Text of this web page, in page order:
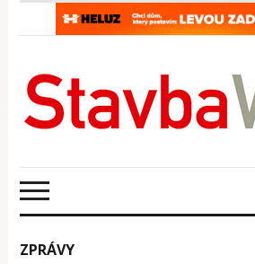
ZPRÁVY